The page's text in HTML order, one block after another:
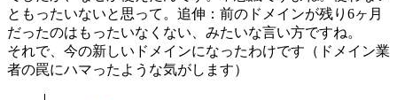
ともったいないと思って。追伸：前のドメインが残り6ヶ月
だったのはもったいなくない、みたいな言い方ですね。
それで、今の新しいドメインになったわけです（ドメイン業
者の罠にハマったような気がします）